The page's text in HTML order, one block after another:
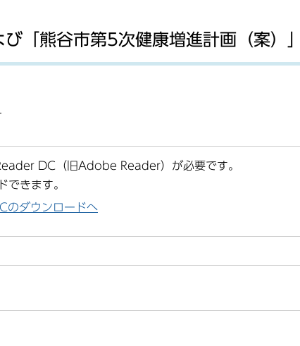
「熊谷市第5次健康増進計画（案）」
DC（旧Adobe Reader）が必要です。
きます。
ダウンロードへ